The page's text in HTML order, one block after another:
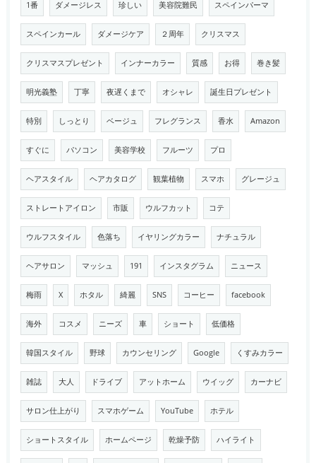
1番 ダメージレス 珍しい 美容院難民 スペインパーマ
スペインカール ダメージケア ２周年 クリスマス
クリスマスプレゼント インナーカラー 質感 お得 巻き髪
明光義塾 丁寧 夜遅くまで オシャレ 誕生日プレゼント
特別 しっとり ベージュ フレグランス 香水 Amazon
すぐに パソコン 美容学校 フルーツ プロ
ヘアスタイル ヘアカタログ 観葉植物 スマホ グレージュ
ストレートアイロン 市販 ウルフカット コテ
ウルフスタイル 色落ち イヤリングカラー ナチュラル
ヘアサロン マッシュ 191 インスタグラム ニュース
梅雨 X ホタル 綺麗 SNS コーヒー facebook
海外 コスメ ニーズ 車 ショート 低価格
韓国スタイル 野球 カウンセリング Google くすみカラー
雑誌 大人 ドライブ アットホーム ウイッグ カーナビ
サロン仕上がり スマホゲーム YouTube ホテル
ショートスタイル ホームページ 乾燥予防 ハイライト